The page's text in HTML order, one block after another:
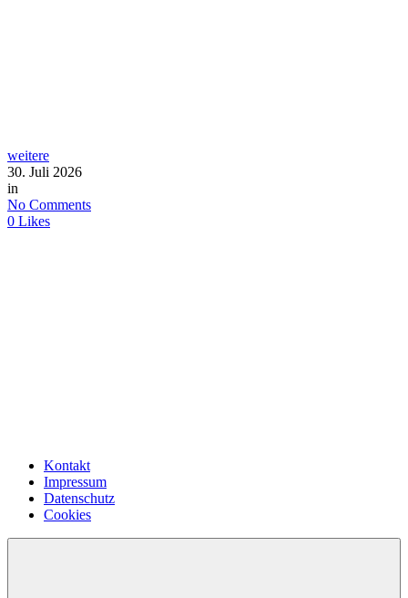
weitere
30. Juli 2026
in
No Comments
0 Likes
Kontakt
Impressum
Datenschutz
Cookies